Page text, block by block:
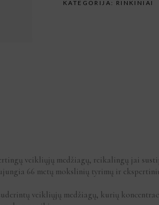
KATEGORIJA: RINKINIAI
veikliųjų medžiagų, reikalingų jai
66 metų mokslinių tyrimų ir
veikliųjų medžiagų, kurių